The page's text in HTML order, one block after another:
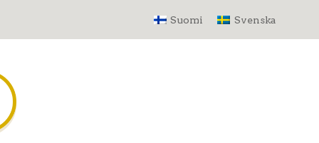
Suomi Svenska